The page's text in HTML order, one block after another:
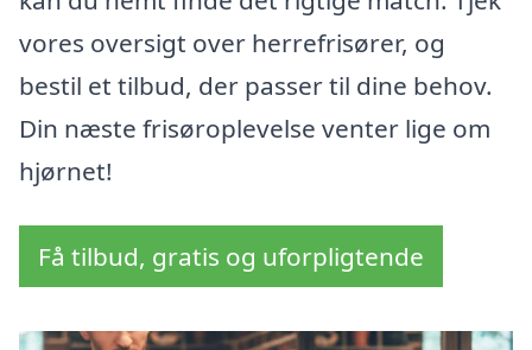
vores oversigt over herrefrisører, og
bestil et tilbud, der passer til dine behov.
Din næste frisøroplevelse venter lige om
hjørnet!
Få tilbud, gratis og uforpligtende